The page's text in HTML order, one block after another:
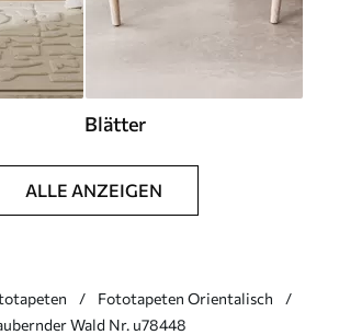
Blätter
ALLE ANZEIGEN
Fototapeten Orientalisch
Wald Nr. u78448